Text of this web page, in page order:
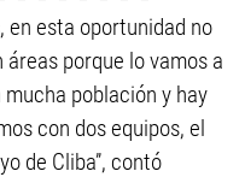
en esta oportunidad no
porque lo vamos a
población y hay
con dos equipos, el
de Cliba”, contó